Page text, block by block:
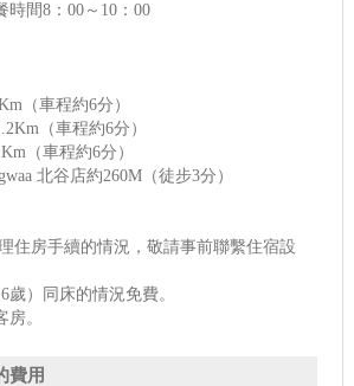
時間8：00～10：00
（車程約6分）
（車程約6分）
（車程約6分）
北谷店約260M（徒步3分）
住房手續的情況，敬請事前聯繫住宿設
歲）同床的情況免費。
房。
費用